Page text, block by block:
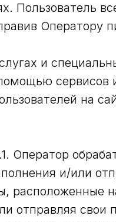
Пользователь
Оператору
и
сервисов
на
Оператор
и/или
расположенные
отправляя свои